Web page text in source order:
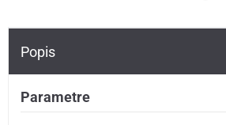
Popis
Parametre